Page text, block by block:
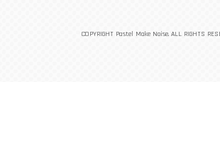
COPYRIGHT Pastel Make Noise. ALL RIGHTS